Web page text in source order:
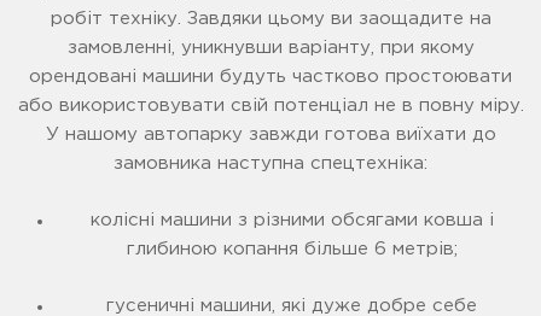
робіт техніку. Завдяки цьому ви заощадите на
замовленні, уникнувши варіанту, при якому
орендовані машини будуть частково простоювати
або використовувати свій потенціал не в повну міру.
У нашому автопарку завжди готова виїхати до
замовника наступна спецтехніка:
колісні машини з різними обсягами ковша і
глибиною копання більше 6 метрів;
гусеничні машини, які дуже добре себе